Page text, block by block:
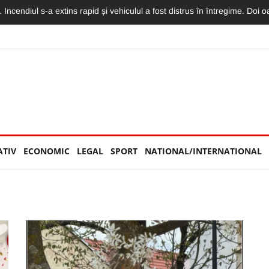
Pasagera din taxiul implicat în impactul cu o mașină a fost
ECONOMIC LEGAL SPORT NATIONAL/INTERNATIONAL